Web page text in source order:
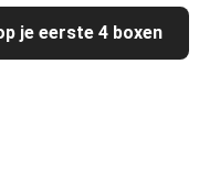
je eerste 4 boxen